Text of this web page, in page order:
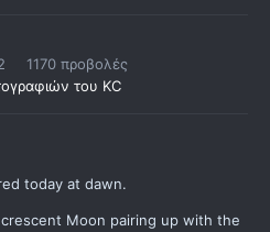
1170 προβολές
του KC
today at dawn.
Moon pairing up with the